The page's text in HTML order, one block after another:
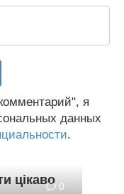
я
данных
.
цікаво 0